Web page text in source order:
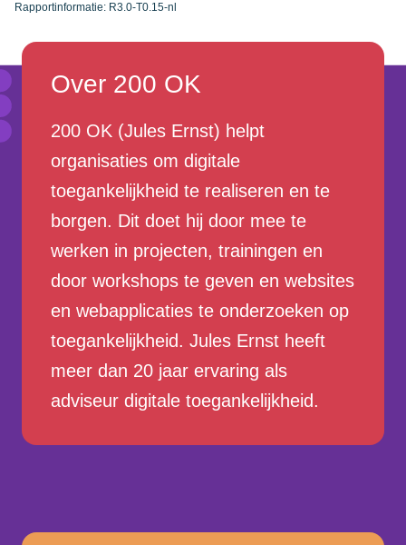
Rapportinformatie: R3.0-T0.15-nl
Over 200 OK
200 OK (Jules Ernst) helpt
organisaties om digitale
toegankelijkheid te realiseren en te
borgen. Dit doet hij door mee te
werken in projecten, trainingen en
door workshops te geven en websites
en webapplicaties te onderzoeken op
toegankelijkheid. Jules Ernst heeft
meer dan 20 jaar ervaring als
adviseur digitale toegankelijkheid.